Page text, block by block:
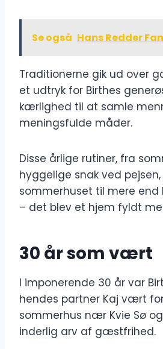
Se også Hans Redder
Traditionerne gik ud over
et udtryk for Birthes
kærlighed til at samle
meningsfulde måder.
Disse årlige rutiner, fra
hyggelige snak ved
sommerhuset til mere
– det blev et hjem fyldt
30 år som vært
I imponerende 30 år var
hendes partner Kaj vært
sommerhus nær Kvie Sø
inderlig arv af gæstfrihed.